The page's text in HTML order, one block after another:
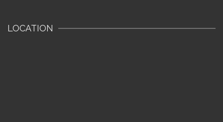
LOCATION